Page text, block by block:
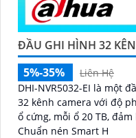
ĐẦU GHI HÌNH 32
5%-35%
Liên Hệ
DHI-NVR5032-EI là một
32 kênh camera với độ phân
ổ cứng, mỗi ổ 20 TB,
Chuẩn nén Smart H